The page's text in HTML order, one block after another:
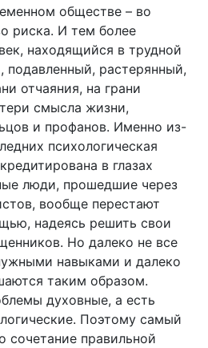
обществе – во
риска. И тем более
находящийся в трудной
подавленный, растерянный,
отчаяния, на грани
смысла жизни,
и профанов. Именно из-
психологическая
в глазах
люди, прошедшие через
вообще перестают
надеясь решить свои
Но далеко не все
навыками и далеко
таким образом.
духовные, а есть
Поэтому самый
сочетание правильной